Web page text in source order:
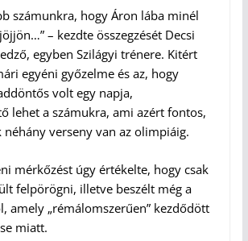
számunkra, hogy Áron lába minél
– kezdte összegzését Decsi
egyben Szilágyi trénere. Kitért
egyéni győzelme és az, hogy
volt egy napja,
lehet a számukra, ami azért fontos,
néhány verseny van az olimpiáig.
mérkőzést úgy értékelte, hogy csak
felpörögni, illetve beszélt még a
amely „rémálomszerűen” kezdődött
miatt.